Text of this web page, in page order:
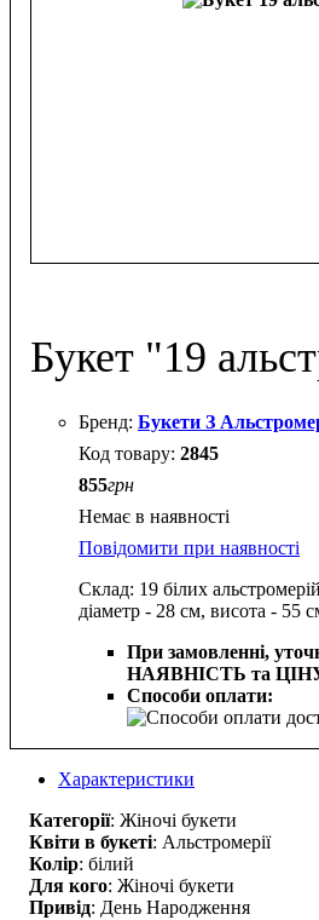
Букет "19
Букети З
2845
855грн
Немає в наявності
Повідомити при наявності
Склад: 19 білих
діаметр - 28 см, висота - 55
При замовленні,
НАЯВНІСТЬ та ЦІНУ
Способи оплати:
Характеристики
Категорії: Жіночі букети
Квіти в букеті: Альстромерії
Колір: білий
Для кого: Жіночі букети
Привід: День Народження